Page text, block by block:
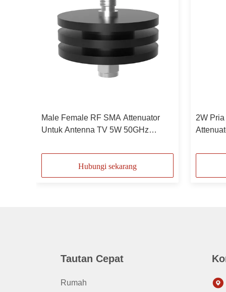
Male Female RF SMA Attenuator
Untuk Antenna TV 5W 50GHz
Hubungi sekarang
2W
Tautan Cepat
Rumah